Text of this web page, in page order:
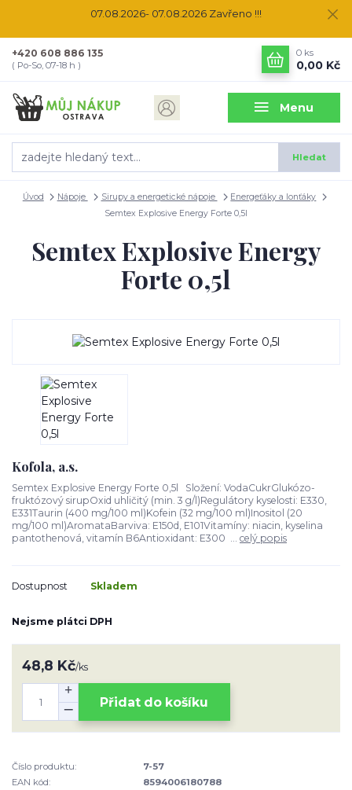
07.08.2026- 07.08.2026 Zavřeno !!!
Menu
Hledat
+420 608 886 135
( Po-So, 07-18 h )
0 ks
0,00 Kč
Úvod Nápoje Sirupy a energetické nápoje
Energeťáky a Ionťáky
Semtex Explosive Energy Forte 0,5l
Semtex Explosive Energy
Forte 0,5l
Kofola, a.s.
Semtex Explosive Energy Forte 0,5l Složení: VodaCukrGlukózo-
fruktózový sirupOxid uhličitý (min. 3 g/l)Regulátory kyselosti: E330,
E331Taurin (400 mg/100 ml)Kofein (32 mg/100 ml)Inositol (20
mg/100 ml)AromataBarviva: E150d, E101Vitamíny: niacin, kyselina
pantothenová, vitamín B6Antioxidant: E300 ... celý popis
Dostupnost Skladem
Nejsme plátci DPH
48,8 Kč/ks
Přidat do košíku
Číslo produktu:
7-57
EAN kód:
8594006180788